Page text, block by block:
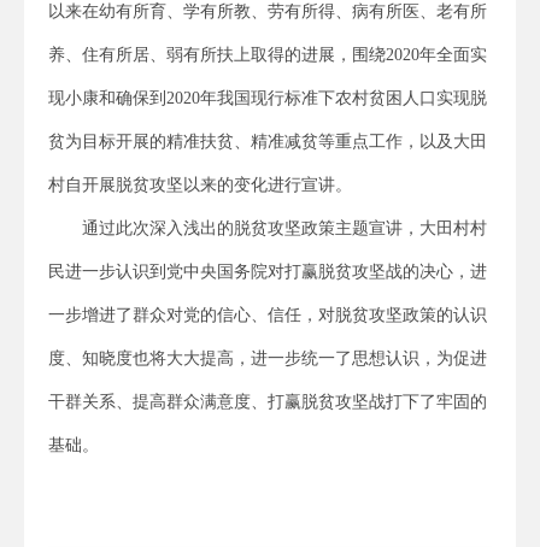
以来在幼有所育、学有所教、劳有所得、病有所医、老有所
养、住有所居、弱有所扶上取得的进展，围绕2020年全面实
现小康和确保到2020年我国现行标准下农村贫困人口实现脱
贫为目标开展的精准扶贫、精准减贫等重点工作，以及大田
村自开展脱贫攻坚以来的变化进行宣讲。
通过此次深入浅出的脱贫攻坚政策主题宣讲，大田村村
民进一步认识到党中央国务院对打赢脱贫攻坚战的决心，进
一步增进了群众对党的信心、信任，对脱贫攻坚政策的认识
度、知晓度也将大大提高，进一步统一了思想认识，为促进
干群关系、提高群众满意度、打赢脱贫攻坚战打下了牢固的
基础。